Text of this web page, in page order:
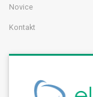
Novice
Kontakt